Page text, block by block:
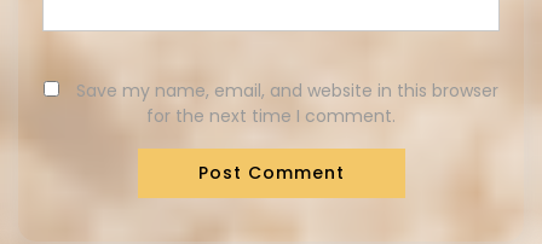
Save my name, email, and website in this browser
for the next time I comment.